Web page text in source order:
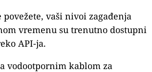
povežete, vaši nivoi zagađenja
vremenu su trenutno dostupni
API-ja.
vodootpornim kablom za